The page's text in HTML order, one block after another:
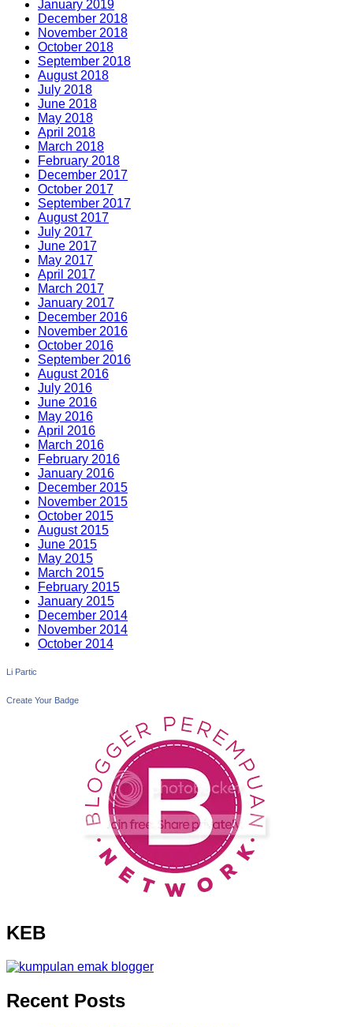
January 2019
December 2018
November 2018
October 2018
September 2018
August 2018
July 2018
June 2018
May 2018
April 2018
March 2018
February 2018
December 2017
October 2017
September 2017
August 2017
July 2017
June 2017
May 2017
April 2017
March 2017
January 2017
December 2016
November 2016
October 2016
September 2016
August 2016
July 2016
June 2016
May 2016
April 2016
March 2016
February 2016
January 2016
December 2015
November 2015
October 2015
August 2015
June 2015
May 2015
March 2015
February 2015
January 2015
December 2014
November 2014
October 2014
Li Partic
Create Your Badge
KEB
Recent Posts